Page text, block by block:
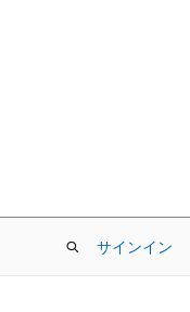
サインイン